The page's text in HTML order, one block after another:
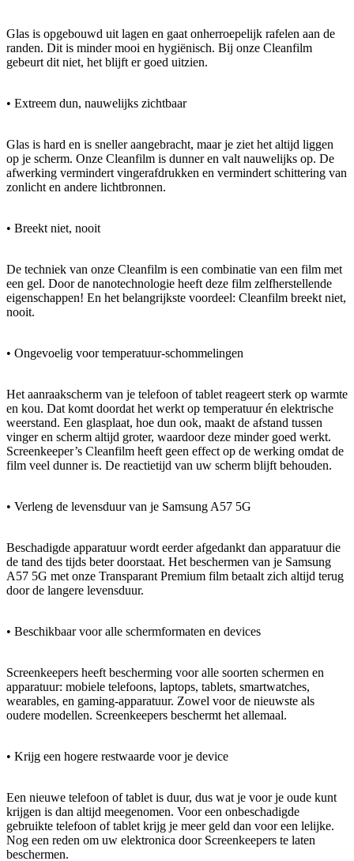
Glas is opgebouwd uit lagen en gaat onherroepelijk rafelen aan de
randen. Dit is minder mooi en hygiënisch. Bij onze Cleanfilm
gebeurt dit niet, het blijft er goed uitzien.
• Extreem dun, nauwelijks zichtbaar
Glas is hard en is sneller aangebracht, maar je ziet het altijd liggen
op je scherm. Onze Cleanfilm is dunner en valt nauwelijks op. De
afwerking vermindert vingerafdrukken en vermindert schittering van
zonlicht en andere lichtbronnen.
• Breekt niet, nooit
De techniek van onze Cleanfilm is een combinatie van een film met
een gel. Door de nanotechnologie heeft deze film zelfherstellende
eigenschappen! En het belangrijkste voordeel: Cleanfilm breekt niet,
nooit.
• Ongevoelig voor temperatuur-schommelingen
Het aanraakscherm van je telefoon of tablet reageert sterk op warmte
en kou. Dat komt doordat het werkt op temperatuur én elektrische
weerstand. Een glasplaat, hoe dun ook, maakt de afstand tussen
vinger en scherm altijd groter, waardoor deze minder goed werkt.
Screenkeeper’s Cleanfilm heeft geen effect op de werking omdat de
film veel dunner is. De reactietijd van uw scherm blijft behouden.
• Verleng de levensduur van je Samsung A57 5G
Beschadigde apparatuur wordt eerder afgedankt dan apparatuur die
de tand des tijds beter doorstaat. Het beschermen van je Samsung
A57 5G met onze Transparant Premium film betaalt zich altijd terug
door de langere levensduur.
• Beschikbaar voor alle schermformaten en devices
Screenkeepers heeft bescherming voor alle soorten schermen en
apparatuur: mobiele telefoons, laptops, tablets, smartwatches,
wearables, en gaming-apparatuur. Zowel voor de nieuwste als
oudere modellen. Screenkeepers beschermt het allemaal.
• Krijg een hogere restwaarde voor je device
Een nieuwe telefoon of tablet is duur, dus wat je voor je oude kunt
krijgen is dan altijd meegenomen. Voor een onbeschadigde
gebruikte telefoon of tablet krijg je meer geld dan voor een lelijke.
Nog een reden om uw elektronica door Screenkeepers te laten
beschermen.